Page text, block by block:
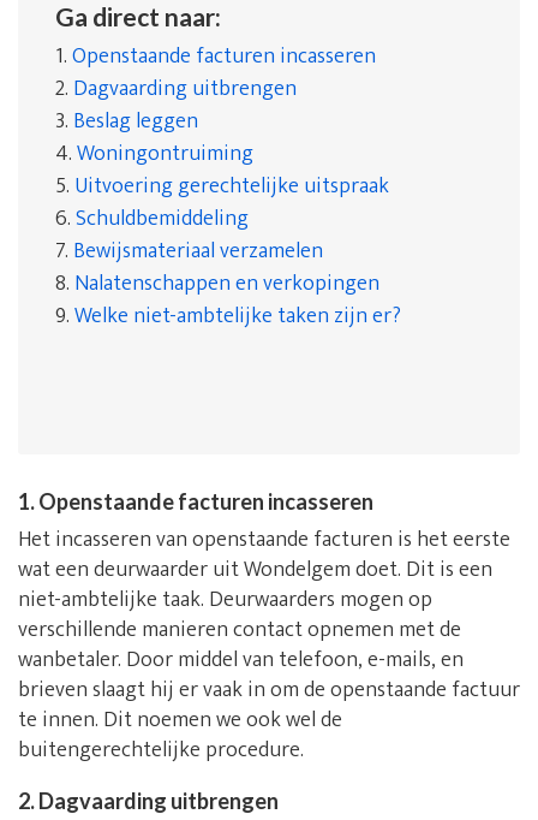
Ga direct naar:
1.Openstaande facturen incasseren
2. Dagvaarding uitbrengen
3. Beslag leggen
4.Woningontruiming
5. Uitvoering gerechtelijke uitspraak
6.Schuldbemiddeling
7. Bewijsmateriaal verzamelen
8. Nalatenschappen en verkopingen
9.Welke niet-ambtelijke taken zijn er?
1. Openstaande facturen incasseren
Het incasseren van openstaande facturen is het eerste
wat een deurwaarder uit Wondelgem doet. Dit is een
niet-ambtelijke taak. Deurwaarders mogen op
verschillende manieren contact opnemen met de
wanbetaler. Door middel van telefoon, e-mails, en
brieven slaagt hij er vaak in om de openstaande factuur
te innen. Dit noemen we ook wel de
buitengerechtelijke procedure.
2. Dagvaarding uitbrengen